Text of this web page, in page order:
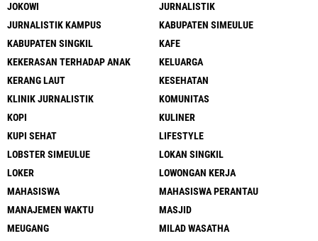
JOKOWI
JURNALISTIK
JURNALISTIK KAMPUS
KABUPATEN SIMEULUE
KABUPATEN SINGKIL
KAFE
KEKERASAN TERHADAP ANAK
KELUARGA
KERANG LAUT
KESEHATAN
KLINIK JURNALISTIK
KOMUNITAS
KOPI
KULINER
KUPI SEHAT
LIFESTYLE
LOBSTER SIMEULUE
LOKAN SINGKIL
LOKER
LOWONGAN KERJA
MAHASISWA
MAHASISWA PERANTAU
MANAJEMEN WAKTU
MASJID
MEUGANG
MILAD WASATHA